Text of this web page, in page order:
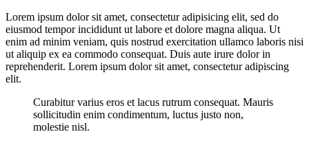
Lorem ipsum dolor sit amet, consectetur adipisicing elit, sed do
eiusmod tempor incididunt ut labore et dolore magna aliqua. Ut
enim ad minim veniam, quis nostrud exercitation ullamco laboris nisi
ut aliquip ex ea commodo consequat. Duis aute irure dolor in
reprehenderit. Lorem ipsum dolor sit amet, consectetur adipiscing
elit.
Curabitur varius eros et lacus rutrum consequat. Mauris
sollicitudin enim condimentum, luctus justo non,
molestie nisl.